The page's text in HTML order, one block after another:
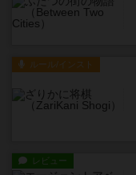
ルール/インスト
レビュー